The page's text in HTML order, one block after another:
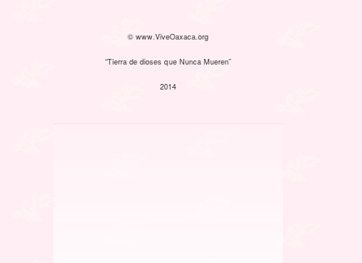
© www.ViveOaxaca.org
“Tierra de dioses que Nunca Mueren”
2014